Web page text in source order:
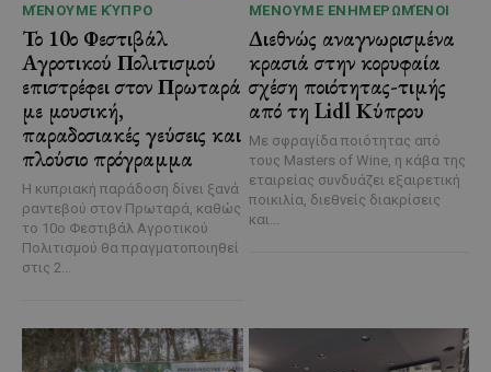
ΜΈΝΟΥΜΕ ΚΎΠΡΟ
Το 10ο Φεστιβάλ
Αγροτικού Πολιτισμού
επιστρέφει στον Πρωταρά
με μουσική,
παραδοσιακές γεύσεις και
πλούσιο πρόγραμμα
Η κυπριακή παράδοση δίνει ξανά
ραντεβού στον Πρωταρά, καθώς
το 10ο Φεστιβάλ Αγροτικού
Πολιτισμού θα πραγματοποιηθεί
στις 2...
ΜΈΝΟΥΜΕ ΕΝΗΜΕΡΩΜΈΝΟΙ
Διεθνώς αναγνωρισμένα
κρασιά στην κορυφαία
σχέση ποιότητας-τιμής
από τη Lidl Κύπρου
Με σφραγίδα ποιότητας από
τους Masters of Wine, η κάβα της
εταιρείας συνδυάζει εξαιρετική
ποικιλία, διεθνείς διακρίσεις
και...